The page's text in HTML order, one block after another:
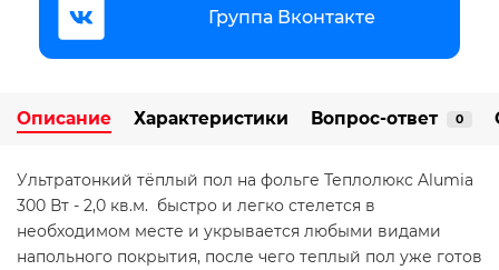
Группа Вконтакте
Описание Характеристики Вопрос-ответ 0
Ультратонкий тёплый пол на фольге Теплолюкс Alumia
300 Вт - 2,0 кв.м. быстро и легко стелется в
необходимом месте и укрывается любыми видами
напольного покрытия, после чего теплый пол уже готов